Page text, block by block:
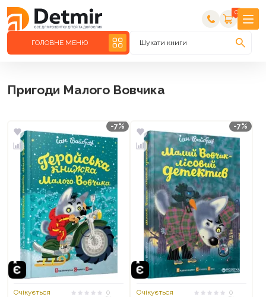
0
ГОЛОВНЕ МЕНЮ Шукати книги
Пригоди Малого Вовчика
-7%
Очікується
0
-7%
Очікується
0